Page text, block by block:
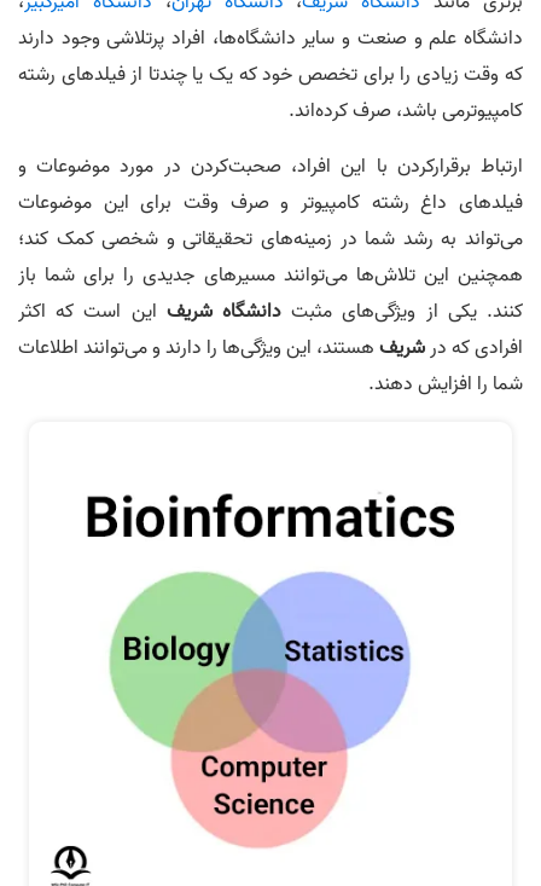
دانشگاه علم و صنعت و سایر دانشگاه‌ها، افراد پرتلاشی وجود دارند
که وقت زیادی را برای تخصص خود که یک یا چندتا از فیلدهای رشته
کامپیوترمی باشد، صرف کرده‌اند.
ارتباط برقرارکردن با این افراد، صحبت‌کردن در مورد موضوعات و
فیلدهای داغ رشته کامپیوتر و صرف وقت برای این موضوعات
می‌تواند به رشد شما در زمینه‌های تحقیقاتی و شخصی کمک کند؛
همچنین این تلاش‌ها می‌توانند مسیرهای جدیدی را برای شما باز
کنند. یکی از ویژگی‌های مثبت دانشگاه شریف این است که اکثر
افرادی که درشریفهستند، این ویژگی‌ها را دارند و می‌توانند اطلاعات
شما را افزایش دهند.